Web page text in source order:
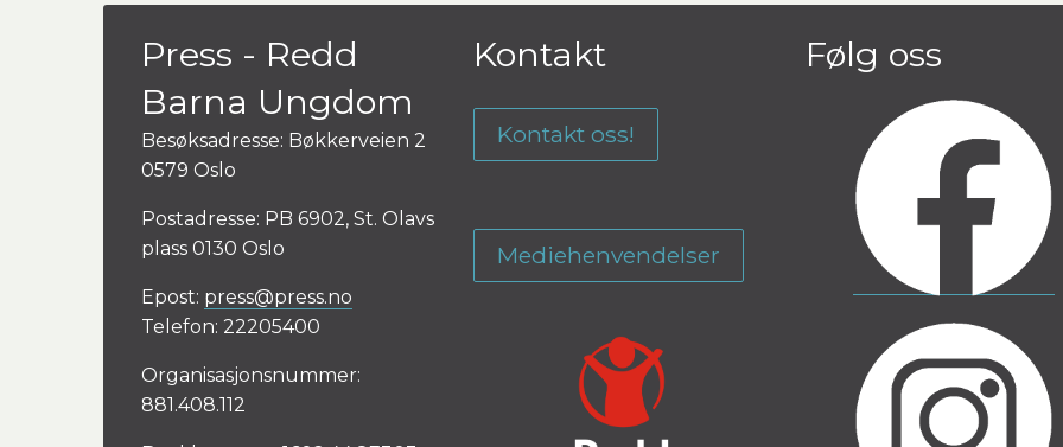
Press - Redd
Barna Ungdom
Besøksadresse: Bøkkerveien 2
0579 Oslo
Postadresse: PB 6902, St. Olavs
plass 0130 Oslo
Epost: press@press.no
Telefon: 22205400
Organisasjonsnummer:
881.408.112
Kontakt
Kontakt oss!
Mediehenvendelser
Følg oss